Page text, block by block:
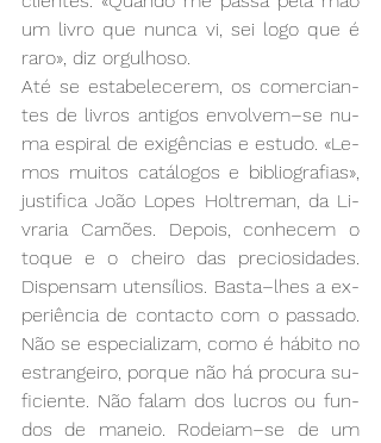
um li­vro que nun­ca vi, sei lo­go que é
ra­ro», diz or­gu­lho­so.
Até se es­ta­be­le­ce­rem, os co­mer­cian­
tes de li­vros an­ti­gos en­vol­vem­–se nu­
ma es­pi­ral de exi­gên­cias e es­tu­do. «Le­
mos mui­tos ca­tá­lo­gos e bi­blio­gra­fias»,
jus­ti­fi­ca João Lo­pes Hol­tre­man, da Li­
vra­ria Ca­mões. De­pois, co­nhe­cem o
to­que e o chei­ro das pre­cio­si­da­des.
Dis­pen­sam uten­sí­lios. Bas­ta­–lhes a ex­
pe­riên­cia de con­tac­to com o pas­sa­do.
Não se es­pe­cia­li­zam, co­mo é há­bi­to no
es­tran­gei­ro, por­que não há pro­cu­ra su­
fi­cien­te. Não fa­lam dos lu­cros ou fun­
dos de ma­neio. Ro­deiam­–se de um